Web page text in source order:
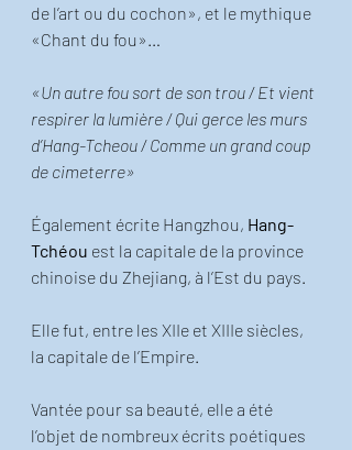
de l’art ou du cochon», et le mythique
«Chant du fou»…
«Un autre fou sort de son trou / Et vient
respirer la lumière / Qui gerce les murs
d’Hang-Tcheou / Comme un grand coup
de cimeterre»
Également écrite Hangzhou, Hang-
Tchéou est la capitale de la province
chinoise du Zhejiang, à l’Est du pays.
Elle fut, entre les XIIe et XIIIe siècles,
la capitale de l’Empire.
Vantée pour sa beauté, elle a été
l’objet de nombreux écrits poétiques